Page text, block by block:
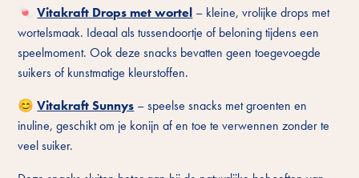
🍬Vitakraft Drops met wortel – kleine, vrolijke drops met
wortelsmaak. Ideaal als tussendoortje of beloning tijdens een
speelmoment. Ook deze snacks bevatten geen toegevoegde
suikers of kunstmatige kleurstoffen.
😊Vitakraft Sunnys – speelse snacks met groenten en
inuline, geschikt om je konijn af en toe te verwennen zonder te
veel suiker.